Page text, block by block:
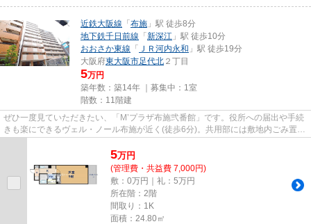
近鉄大阪線 「布施 」駅 徒歩8分
地下鉄千日前線 「新深江 」駅 徒歩10分
おおさか東線 「 ＪＲ河内永和 」駅 徒歩19分
大阪府東大阪市足代北 ２丁目
5万円
築年数：築14年 ｜募集中： 1室
階数：11階建
ぜひ一度見ていただきたい、「M’プラザ布施弐番館」です。役所への届出や手続
きも楽にできるヴェル・ノール布施が近く(徒歩6分)。共用部には敷地内ごみ置き
場・エレベータなどが揃って...
5万円
(管理費・共益費 7,000円)
敷：0万円｜礼：5万円
所在階：2階
間取り：1K
面積：24.80㎡